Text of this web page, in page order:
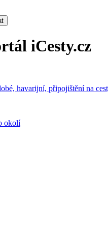
iCesty.cz
havarijní, připojištění na
okolí